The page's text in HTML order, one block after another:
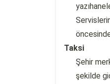
Taksi
Şehir
şekilde